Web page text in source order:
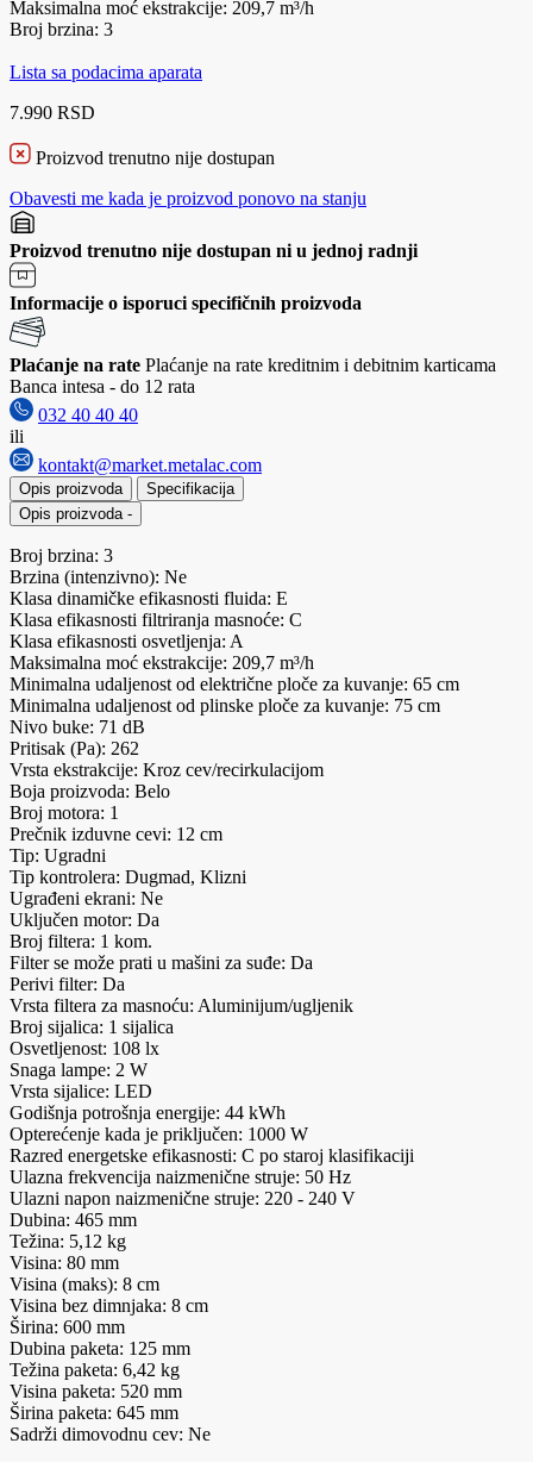
Maksimalna moć ekstrakcije: 209,7 m³/h
Broj brzina: 3
Lista sa podacima aparata
7.990 RSD
Proizvod trenutno nije dostupan
Obavesti me kada je proizvod ponovo na stanju
Proizvod trenutno nije dostupan ni u jednoj radnji
Informacije o isporuci specifičnih proizvoda
Plaćanje na rate Plaćanje na rate kreditnim i debitnim karticama
Banca intesa - do 12 rata
032 40 40 40
ili
kontakt@market.metalac.com
Opis proizvoda
Specifikacija
Opis proizvoda -
Broj brzina: 3
Brzina (intenzivno): Ne
Klasa dinamičke efikasnosti fluida: E
Klasa efikasnosti filtriranja masnoće: C
Klasa efikasnosti osvetljenja: A
Maksimalna moć ekstrakcije: 209,7 m³/h
Minimalna udaljenost od električne ploče za kuvanje: 65 cm
Minimalna udaljenost od plinske ploče za kuvanje: 75 cm
Nivo buke: 71 dB
Pritisak (Pa): 262
Vrsta ekstrakcije: Kroz cev/recirkulacijom
Boja proizvoda: Belo
Broj motora: 1
Prečnik izduvne cevi: 12 cm
Tip: Ugradni
Tip kontrolera: Dugmad, Klizni
Ugrađeni ekrani: Ne
Uključen motor: Da
Broj filtera: 1 kom.
Filter se može prati u mašini za suđe: Da
Perivi filter: Da
Vrsta filtera za masnoću: Aluminijum/ugljenik
Broj sijalica: 1 sijalica
Osvetljenost: 108 lx
Snaga lampe: 2 W
Vrsta sijalice: LED
Godišnja potrošnja energije: 44 kWh
Opterećenje kada je priključen: 1000 W
Razred energetske efikasnosti: C po staroj klasifikaciji
Ulazna frekvencija naizmenične struje: 50 Hz
Ulazni napon naizmenične struje: 220 - 240 V
Dubina: 465 mm
Težina: 5,12 kg
Visina: 80 mm
Visina (maks): 8 cm
Visina bez dimnjaka: 8 cm
Širina: 600 mm
Dubina paketa: 125 mm
Težina paketa: 6,42 kg
Visina paketa: 520 mm
Širina paketa: 645 mm
Sadrži dimovodnu cev: Ne